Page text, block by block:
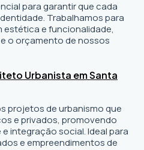
para garantir que cada
Trabalhamos para
estética e funcionalidade,
o orçamento de nossos
Urbanista em Santa
projetos de urbanismo que
e privados, promovendo
integração social. Ideal para
e empreendimentos de